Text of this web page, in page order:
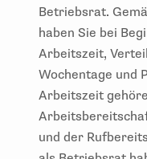
Betriebsrat.
haben Sie bei
Arbeitszeit,
Wochentage und
Arbeitszeit
und der